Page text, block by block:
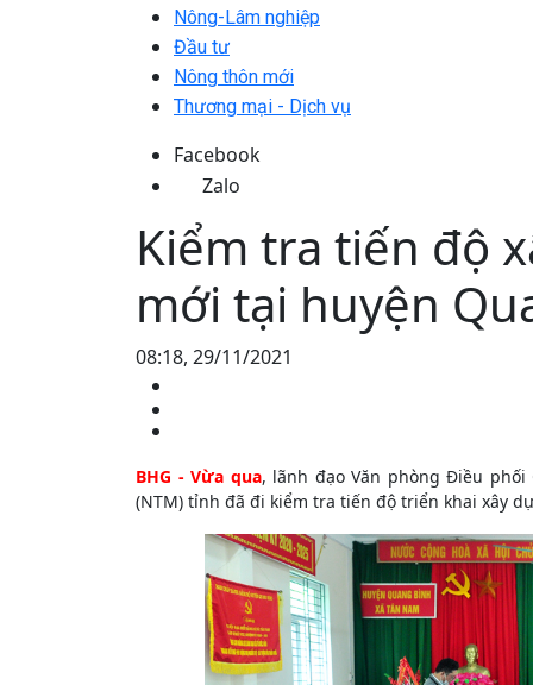
Nông-Lâm nghiệp
Đầu tư
Nông thôn mới
Thương mại - Dịch vụ
Facebook
Zalo
Kiểm tra tiến độ
mới tại huyện
08:18, 29/11/2021
BHG - Vừa qua, lãnh đạo Văn phòng Điều
(NTM) tỉnh đã đi kiểm tra tiến độ triển khai xây